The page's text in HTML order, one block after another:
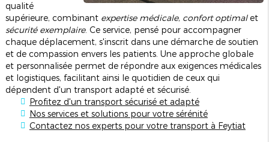
qualité
supérieure, combinant expertise médicale, confort optimalet
sécurité exemplaire. Ce service, pensé pour accompagner
chaque déplacement, s'inscrit dans une démarche de soutien
et de compassion envers les patients. Une approche globale
et personnalisée permet de répondre aux exigences médicales
et logistiques, facilitant ainsi le quotidien de ceux qui
dépendent d'un transport adapté et sécurisé.
Profitez d'un transport sécurisé et adapté
Nos services et solutions pour votre sérénité
Contactez nos experts pour votre transport à Feytiat